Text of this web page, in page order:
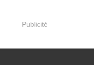
Publicité